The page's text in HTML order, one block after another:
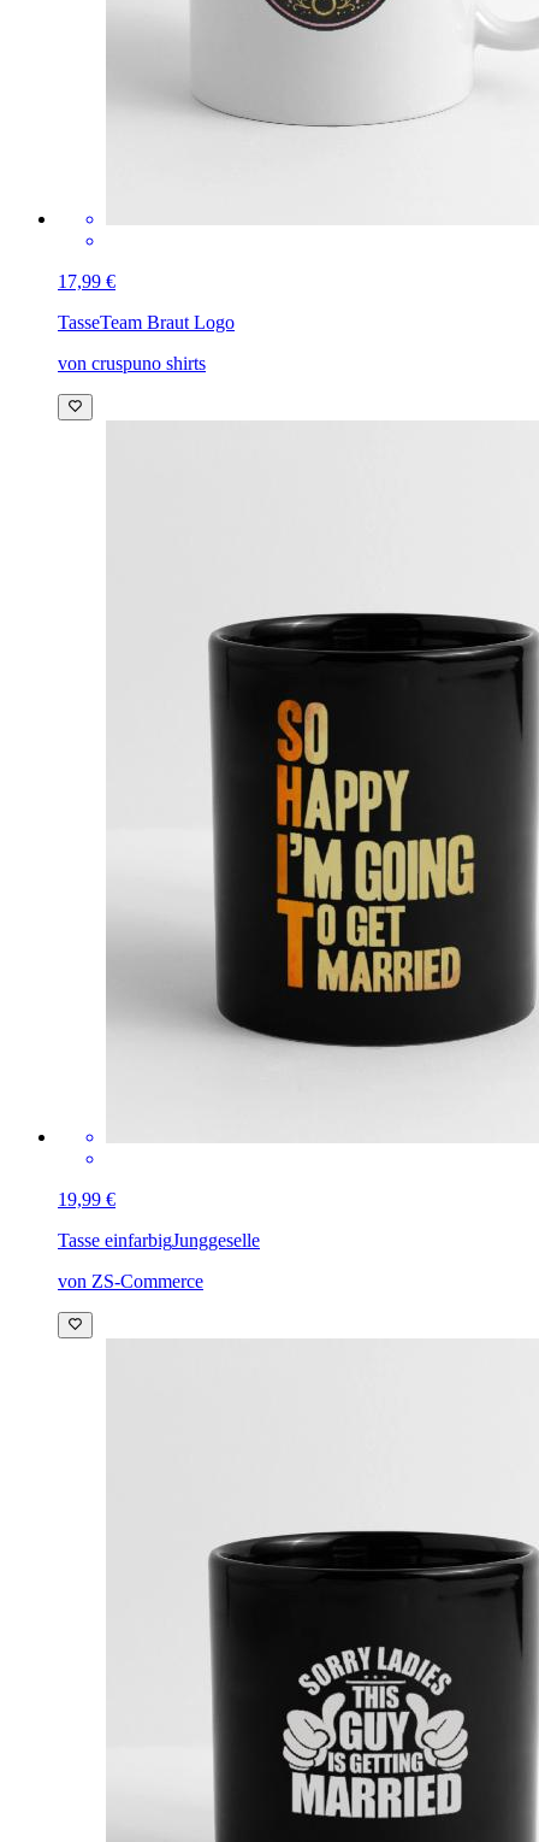
17,99 €
TasseTeam Braut Logo
von cruspuno shirts
19,99 €
Tasse einfarbigJunggeselle
von ZS-Commerce